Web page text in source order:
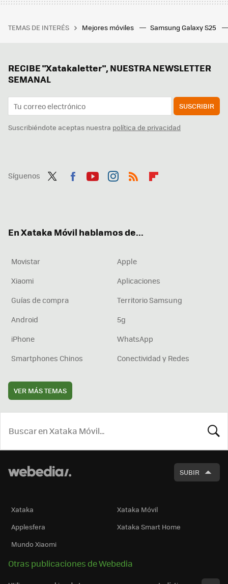
TEMAS DE INTERÉS Mejores móviles Samsung Galaxy S25
RECIBE "Xatakaletter", NUESTRA NEWSLETTER
SEMANAL
SUSCRIBIR
Suscribiéndote aceptas nuestra política de privacidad
Síguenos
En Xataka Móvil hablamos de...
Movistar
Apple
Xiaomi
Aplicaciones
Guías de compra
Territorio Samsung
Android
5g
iPhone
WhatsApp
Smartphones Chinos
Conectividad y Redes
VER MÁS TEMAS
SUBIR
Xataka
Xataka Móvil
Applesfera
Xataka Smart Home
Mundo Xiaomi
Otras publicaciones de Webedia